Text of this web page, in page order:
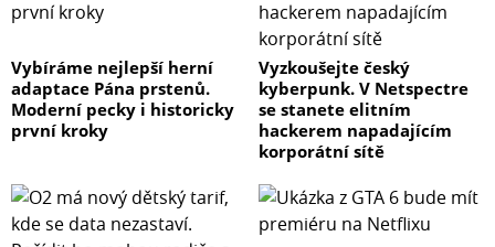
Vybíráme nejlepší herní
adaptace Pána prstenů.
Moderní pecky i historicky
první kroky
Vyzkoušejte český
kyberpunk. V Netspectre
se stanete elitním
hackerem napadajícím
korporátní sítě